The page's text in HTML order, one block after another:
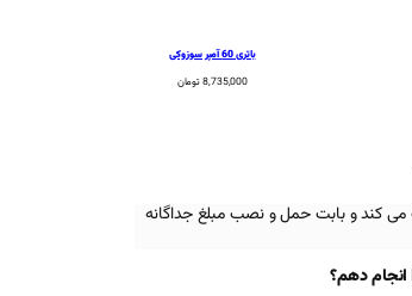
باتری 60 آمپر سوزوکی
8,735,000تومان
کند و بابت حمل و نصب مبلغ جداگانه
دهم؟